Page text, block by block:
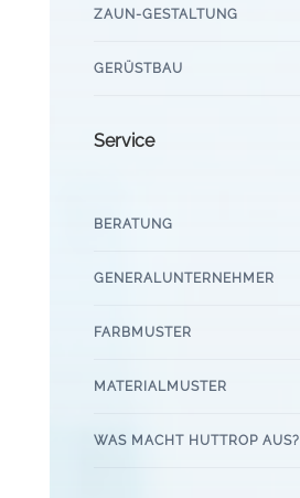
ZAUN-GESTALTUNG
GERÜSTBAU
Service
BERATUNG
GENERALUNTERNEHMER
FARBMUSTER
MATERIALMUSTER
WAS MACHT HUTTROP AUS?